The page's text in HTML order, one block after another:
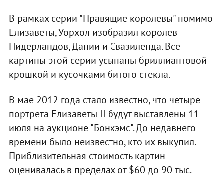
В рамках серии "Правящие королевы" помимо
Елизаветы, Уорхол изобразил королев
Нидерландов, Дании и Свазиленда. Все
картины этой серии усыпаны бриллиантовой
крошкой и кусочками битого стекла.
В мае 2012 года стало известно, что четыре
портрета Елизаветы II будут выставлены 11
июля на аукционе "Бонхэмс". До недавнего
времени было неизвестно, кто их выкупил.
Приблизительная стоимость картин
оценивалась в пределах от $60 до 90 тыс.